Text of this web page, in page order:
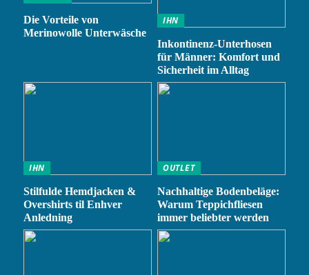
Die Vorteile von
Merinowolle Unterwäsche
IHN
Inkontinenz-Unterhosen
für Männer: Komfort und
Sicherheit im Alltag
IHN
Stilfulde Hemdjacken &
Overshirts til Enhver
Anledning
OUTLET
Nachhaltige Bodenbeläge:
Warum Teppichfliesen
immer beliebter werden